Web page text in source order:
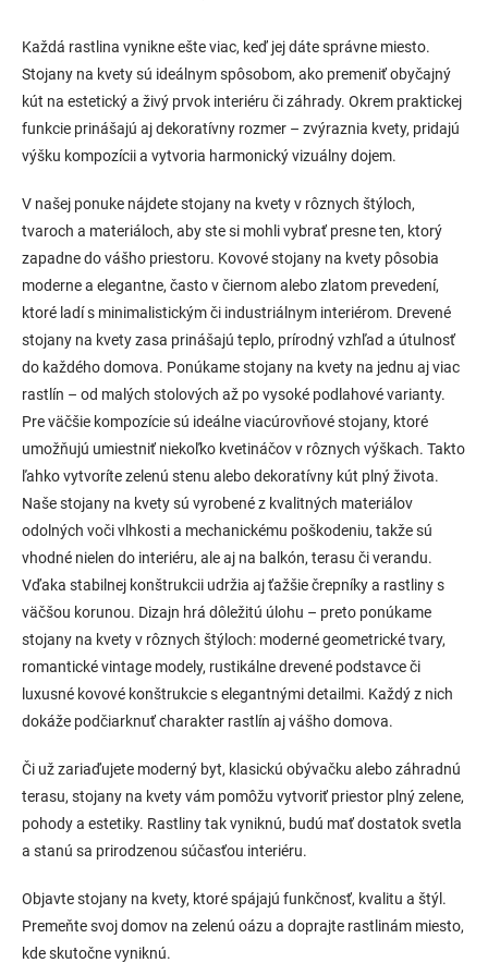
l
á
d
a
c
e
r
v
k
y
v
ý
p
i
s
u
Každá rastlina vynikne ešte viac, keď jej dáte správne miesto.
Stojany na kvety sú ideálnym spôsobom, ako premeniť obyčajný
kút na estetický a živý prvok interiéru či záhrady. Okrem praktickej
funkcie prinášajú aj dekoratívny rozmer – zvýraznia kvety, pridajú
výšku kompozícii a vytvoria harmonický vizuálny dojem.
V našej ponuke nájdete stojany na kvety v rôznych štýloch,
tvaroch a materiáloch, aby ste si mohli vybrať presne ten, ktorý
zapadne do vášho priestoru. Kovové stojany na kvety pôsobia
moderne a elegantne, často v čiernom alebo zlatom prevedení,
ktoré ladí s minimalistickým či industriálnym interiérom. Drevené
stojany na kvety zasa prinášajú teplo, prírodný vzhľad a útulnosť
do každého domova. Ponúkame stojany na kvety na jednu aj viac
rastlín – od malých stolových až po vysoké podlahové varianty.
Pre väčšie kompozície sú ideálne viacúrovňové stojany, ktoré
umožňujú umiestniť niekoľko kvetináčov v rôznych výškach. Takto
ľahko vytvoríte zelenú stenu alebo dekoratívny kút plný života.
Naše stojany na kvety sú vyrobené z kvalitných materiálov
odolných voči vlhkosti a mechanickému poškodeniu, takže sú
vhodné nielen do interiéru, ale aj na balkón, terasu či verandu.
Vďaka stabilnej konštrukcii udržia aj ťažšie črepníky a rastliny s
väčšou korunou. Dizajn hrá dôležitú úlohu – preto ponúkame
stojany na kvety v rôznych štýloch: moderné geometrické tvary,
romantické vintage modely, rustikálne drevené podstavce či
luxusné kovové konštrukcie s elegantnými detailmi. Každý z nich
dokáže podčiarknuť charakter rastlín aj vášho domova.
Či už zariaďujete moderný byt, klasickú obývačku alebo záhradnú
terasu, stojany na kvety vám pomôžu vytvoriť priestor plný zelene,
pohody a estetiky. Rastliny tak vyniknú, budú mať dostatok svetla
a stanú sa prirodzenou súčasťou interiéru.
Objavte stojany na kvety, ktoré spájajú funkčnosť, kvalitu a štýl.
Premeňte svoj domov na zelenú oázu a doprajte rastlinám miesto,
kde skutočne vyniknú.